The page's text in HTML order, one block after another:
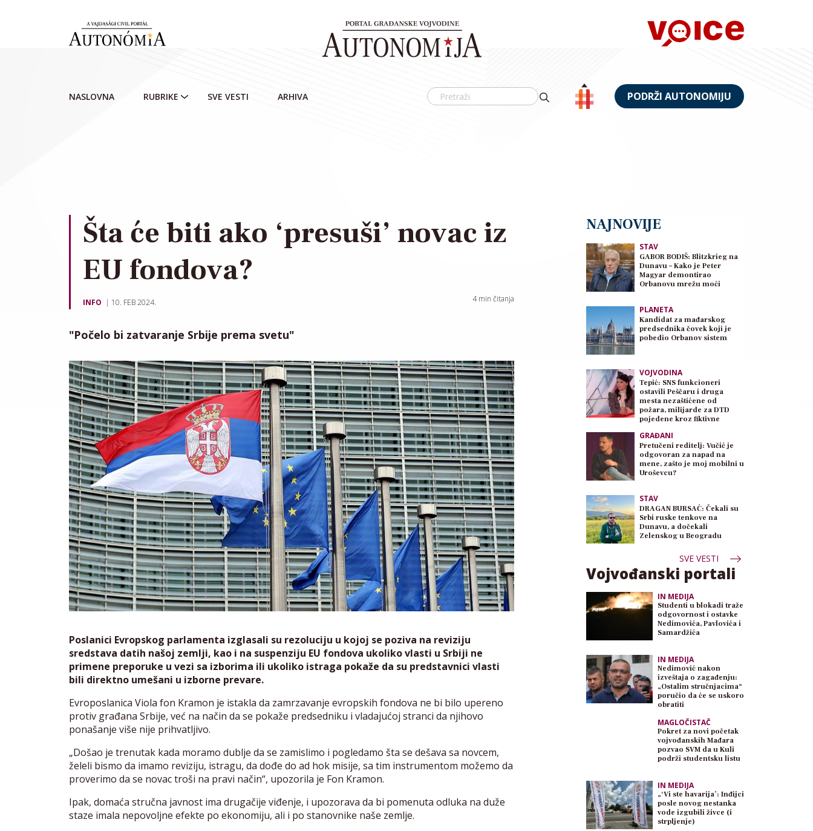
NASLOVNA RUBRIKE SVE VESTI ARHIVA PODRŽI AUTONOMIJU
Šta će biti ako ‘presuši’ novac iz
EU fondova?
INFO 10. FEB 2024. 4 min čitanja
"Počelo bi zatvaranje Srbije prema svetu"
Poslanici Evropskog parlamenta izglasali su rezoluciju u kojoj se poziva na reviziju
sredstava datih našoj zemlji, kao i na suspenziju EU fondova ukoliko vlasti u Srbiji ne
primene preporuke u vezi sa izborima ili ukoliko istraga pokaže da su predstavnici vlasti
bili direktno umešani u izborne prevare.
Evroposlanica Viola fon Kramon je istakla da zamrzavanje evropskih fondova ne bi bilo upereno
protiv građana Srbije, već na način da se pokaže predsedniku i vladajućoj stranci da njihovo
ponašanje više nije prihvatljivo.
„Došao je trenutak kada moramo dublje da se zamislimo i pogledamo šta se dešava sa novcem,
želeli bismo da imamo reviziju, istragu, da dođe do ad hok misije, sa tim instrumentom možemo da
proverimo da se novac troši na pravi način“, upozorila je Fon Kramon.
Ipak, domaća stručna javnost ima drugačije viđenje, i upozorava da bi pomenuta odluka na duže
staze imala nepovoljne efekte po ekonomiju, ali i po stanovnike naše zemlje.
NAJNOVIJE
STAV
GABOR BODIŠ: Blitzkrieg na
Dunavu – Kako je Peter
Magyar demontirao
Orbanovu mrežu moći
PLANETA
Kandidat za mađarskog
predsednika čovek koji je
pobedio Orbanov sistem
VOJVODINA
Tepić: SNS funkcioneri
ostavili Peščaru i druga
mesta nezaštićene od
požara, milijarde za DTD
pojedene kroz fiktivne
GRAĐANI
Pretučeni reditelj: Vučić je
odgovoran za napad na
mene, zašto je moj mobilni u
Uroševcu?
STAV
DRAGAN BURSAĆ: Čekali su
Srbi ruske tenkove na
Dunavu, a dočekali
Zelenskog u Beogradu
SVE VESTI
Vojvođanski portali
IN MEDIJA
Studenti u blokadi traže
odgovornost i ostavke
Nedimovića, Pavlovića i
Samardžića
IN MEDIJA
Nedimović nakon
izveštaja o zagađenju:
„Ostalim stručnjacima“
poručio da će se uskoro
obratiti
MAGLOČISTAČ
Pokret za novi početak
vojvođanskih Mađara
pozvao SVM da u Kuli
podrži studentsku listu
IN MEDIJA
„‘Vi ste havarija’: Inđijci
posle novog nestanka
vode izgubili živce (i
strpljenje)